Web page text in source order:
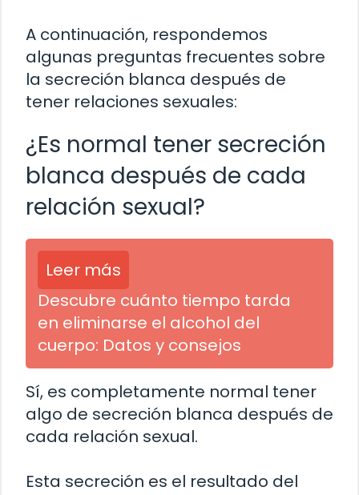
A continuación, respondemos
algunas preguntas frecuentes sobre
la secreción blanca después de
tener relaciones sexuales:
¿Es normal tener secreción
blanca después de cada
relación sexual?
Leer más
Descubre cuánto tiempo tarda
en eliminarse el alcohol del
cuerpo: Datos y consejos
Sí, es completamente normal tener
algo de secreción blanca después de
cada relación sexual.
Esta secreción es el resultado del